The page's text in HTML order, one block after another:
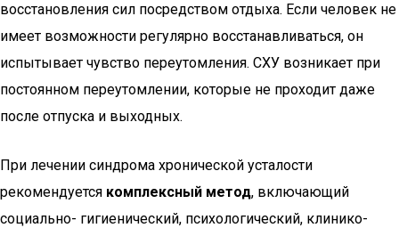
восстановления сил посредством отдыха. Если человек не
имеет возможности регулярно восстанавливаться, он
испытывает чувство переутомления. СХУ возникает при
постоянном переутомлении, которые не проходит даже
после отпуска и выходных.
При лечении синдрома хронической усталости
рекомендуется комплексный метод, включающий
социально- гигиенический, психологический, клинико-